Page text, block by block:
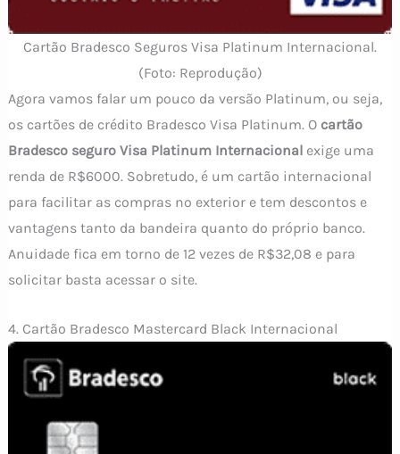
Cartão Bradesco Seguros Visa Platinum Internacional.
(Foto: Reprodução)
Agora vamos falar um pouco da versão Platinum, ou seja,
os cartões de crédito Bradesco Visa Platinum. O cartão
Bradesco seguro Visa Platinum Internacionalexige uma
renda de R$6000. Sobretudo, é um cartão internacional
para facilitar as compras no exterior e tem descontos e
vantagens tanto da bandeira quanto do próprio banco.
Anuidade fica em torno de 12 vezes de R$32,08 e para
solicitar basta acessar o site.
4. Cartão Bradesco Mastercard Black Internacional